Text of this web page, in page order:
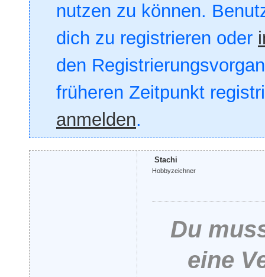
nutzen zu können.
dich zu registrieren oder
den
früheren Zeitpunkt
anmelden.
Stachi
Hobbyzeichner
Du
eine